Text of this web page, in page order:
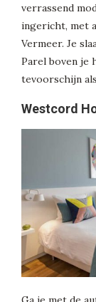
verrassend
ingericht, met
Vermeer. Je
Parel boven je
tevoorschijn
Westcord